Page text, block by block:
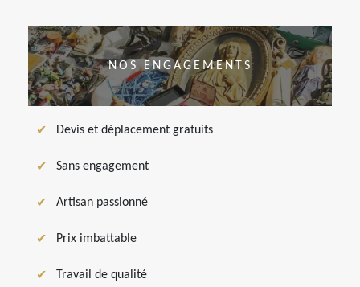
NOS ENGAGEMENTS
Devis et déplacement gratuits
Sans engagement
Artisan passionné
Prix imbattable
Travail de qualité